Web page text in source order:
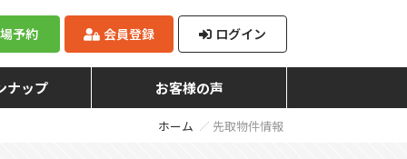
予約 会員登録 ログイン
ナップ お客様の声
ホーム 先取物件情報